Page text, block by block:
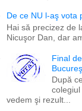
De ce NU l-aş vota
Hai să precizez de
Nicuşor Dan, dar
Final
După
vedem şi rezult...